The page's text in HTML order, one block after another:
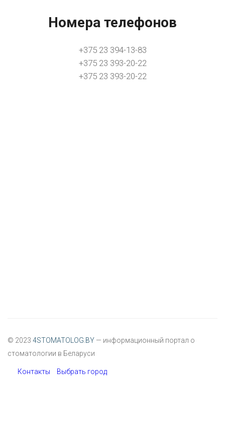
Номера телефонов
+375 23 394-13-83
+375 23 393-20-22
+375 23 393-20-22
© 2023 4STOMATOLOG.BY — информационный портал о
стоматологии в Беларуси
Контакты Выбрать город